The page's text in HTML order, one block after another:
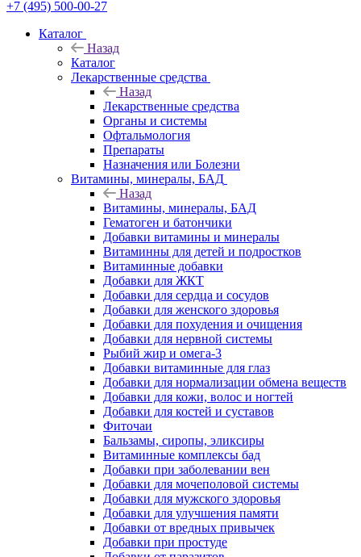
+7 (495) 500-00-27
Каталог
Назад
Каталог
Лекарственные средства
Назад
Лекарственные средства
Органы и системы
Офтальмология
Препараты
Назначения или Болезни
Витамины, минералы, БАД
Назад
Витамины, минералы, БАД
Гематоген и батончики
Добавки витамины и минералы
Витаминны для детей и подростков
Витаминные добавки
Добавки для ЖКТ
Добавки для сердца и сосудов
Добавки для женского здоровья
Добавки для похудения и очищения
Добавки для нервной системы
Рыбий жир и омега-3
Добавки витаминные для глаз
Добавки для нормализации обмена веществ
Добавки для кожи, волос и ногтей
Добавки для костей и суставов
Фиточаи
Бальзамы, сиропы, эликсиры
Витаминные комплексы бад
Добавки при заболевании вен
Добавки для мочеполовой системы
Добавки для мужского здоровья
Добавки для улучшения памяти
Добавки от вредных привычек
Добавки при простуде